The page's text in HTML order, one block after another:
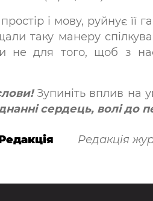
і мову, руйнує її
таку манеру
не для того, щоб з
Зупиніть вплив на
сердець, волі до
Редакція